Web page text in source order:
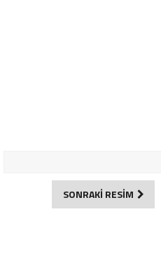
SONRAKİ RESİM